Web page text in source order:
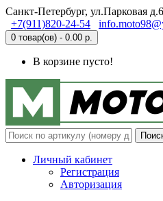
Санкт-Петербург, ул.Парковая
+7(911)820-24-54
0 товар(ов) - 0.00 р.
В корзине пусто!
Личный кабинет
Регистрация
Авторизация